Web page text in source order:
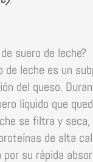
suero de leche?
de leche es un
del queso.
líquido que
se filtra y
de alta
su rápida